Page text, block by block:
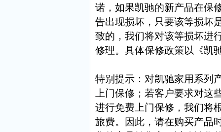
诺，如果凯驰的新产品在保
告出现损坏，只要该等损坏
致的，我们将对该等损坏进
修理。具体保修政策以《凯
特别提示：对凯驰家用系列
上门保修；若客户要求对这
进行免费上门保修，我们将
旅费。因此，请在购买产品